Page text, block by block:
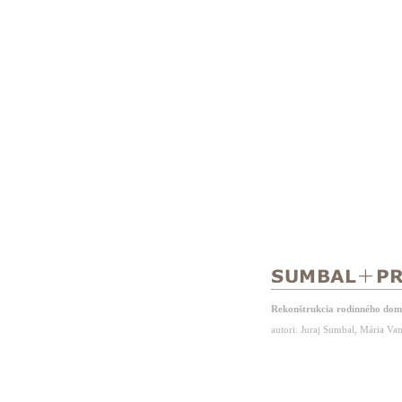
Rekonštrukcia rodinného
autori: Juraj Sumbal, Mária